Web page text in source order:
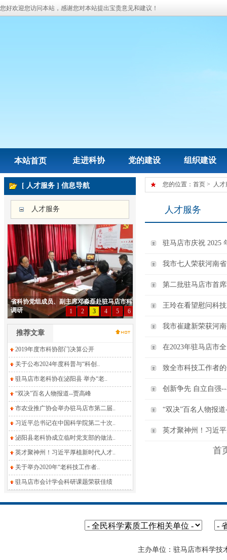
您好欢迎您访问本站，感谢您对本站提出宝贵意见和建议！
本站首页 走进科协 党的建设 组织建设
[ 人才服务 ] 信息导航
人才服务
推荐文章
2019年度市科协部门决算公开
关于公布2024年度科普与“科创..
驻马店市老科协在泌阳县 举办“老..
“双决”百名人物报道--贾高峰
市农业推广协会举办驻马店市第二届..
习近平总书记在中国科学院第二十次..
泌阳县老科协成立临时党支部的做法..
英才聚神州！习近平厚植新时代人才..
关于举办2020年“老科技工作者..
驻马店市会计学会科研课题荣获佳绩
您的位置： 首页> 人
人才服务
驻马店市庆祝 2025
我市七人荣获河南
第二批驻马店市首
王玲在看望慰问科
我市崔建新荣获河
在2023年驻马店市
致全市科技工作者
创新争先 自立自强
“双决”百名人物报
英才聚神州！习近
首
主办单位：驻马店市科